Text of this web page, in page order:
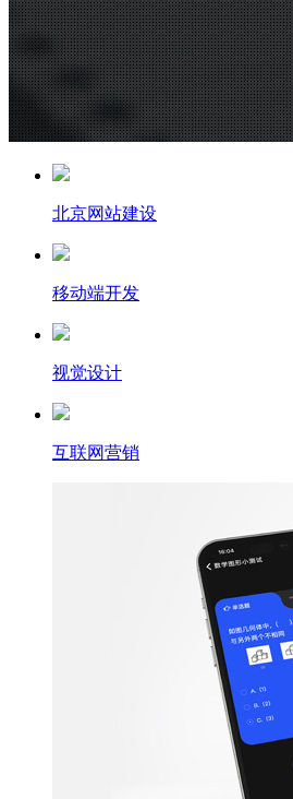
北京网站建设
移动端开发
视觉设计
互联网营销